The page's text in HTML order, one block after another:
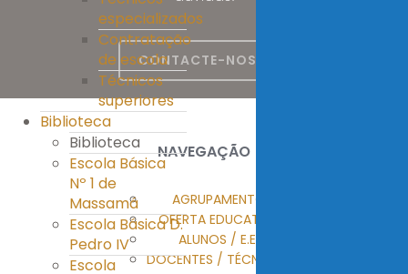
especializados
Contratação
de escola
Técnicos
superiores
Biblioteca
Biblioteca
Escola Básica
Nº 1 de
Massamá
Escola Básica D.
Pedro IV
Escola
CONTACTE-NOS
NAVEGAÇÃO
AGRUPAMENTO
OFERTA EDUCATIVA
ALUNOS / E.E.
DOCENTES / TÉCNICOS